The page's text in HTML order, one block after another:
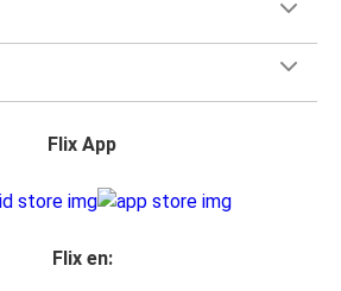
Flix App
Flix en: